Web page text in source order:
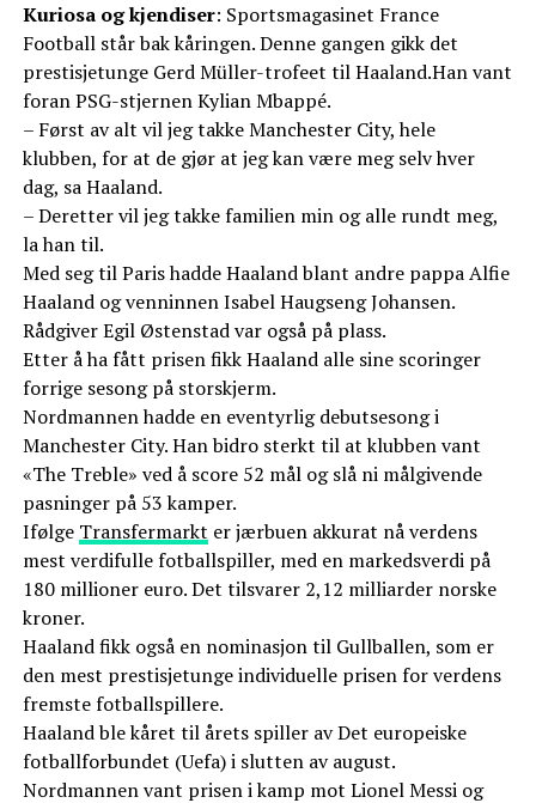
Kuriosa og kjendiser: Sportsmagasinet France
Football står bak kåringen. Denne gangen gikk det
prestisjetunge Gerd Müller-trofeet til Haaland.Han vant
foran PSG-stjernen Kylian Mbappé.
– Først av alt vil jeg takke Manchester City, hele
klubben, for at de gjør at jeg kan være meg selv hver
dag, sa Haaland.
– Deretter vil jeg takke familien min og alle rundt meg,
la han til.
Med seg til Paris hadde Haaland blant andre pappa Alfie
Haaland og venninnen Isabel Haugseng Johansen.
Rådgiver Egil Østenstad var også på plass.
Etter å ha fått prisen fikk Haaland alle sine scoringer
forrige sesong på storskjerm.
Nordmannen hadde en eventyrlig debutsesong i
Manchester City. Han bidro sterkt til at klubben vant
«The Treble» ved å score 52 mål og slå ni målgivende
pasninger på 53 kamper.
Ifølge Transfermarkt er jærbuen akkurat nå verdens
mest verdifulle fotballspiller, med en markedsverdi på
180 millioner euro. Det tilsvarer 2,12 milliarder norske
kroner.
Haaland fikk også en nominasjon til Gullballen, som er
den mest prestisjetunge individuelle prisen for verdens
fremste fotballspillere.
Haaland ble kåret til årets spiller av Det europeiske
fotballforbundet (Uefa) i slutten av august.
Nordmannen vant prisen i kamp mot Lionel Messi og